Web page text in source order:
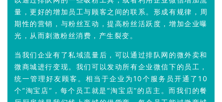
量，更好的增加员工与顾客之间的联系。形成有规律，周
期性的营销，与粉丝互动，提高粉丝活跃度，增加企业曝
光，从而刺激粉丝消费，产生裂变。
当我们企业有了私域流量后，可以通过排队网的微外卖和
微商城进行变现。我们可以发动所有企业微信下的员工，
统一管理好友顾客。相当于企业为10个服务员开通了10
个”淘宝店”，每个员工就是“淘宝店”的店主。而我们的餐